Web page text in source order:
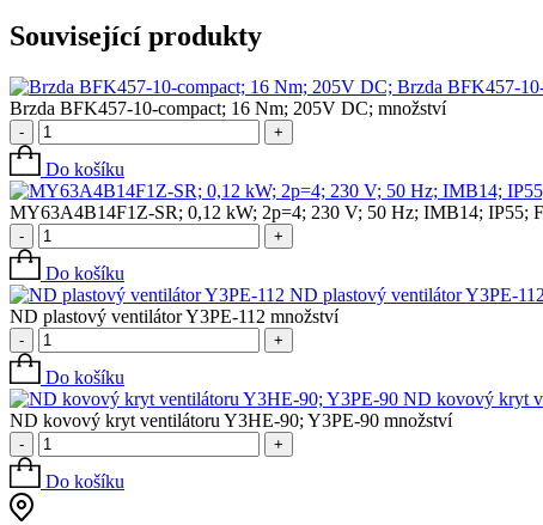
Související produkty
Brzda BFK457-
Brzda BFK457-10-compact; 16 Nm; 205V DC; množství
- +
Do košíku
MY63A4B14F1Z-SR; 0,12 kW; 2p=4; 230 V; 50 Hz; IMB14; IP55;
- +
Do košíku
ND plastový ventilátor Y3PE-112
ND plastový ventilátor Y3PE-112 množství
- +
Do košíku
ND kovový kryt
ND kovový kryt ventilátoru Y3HE-90; Y3PE-90 množství
- +
Do košíku